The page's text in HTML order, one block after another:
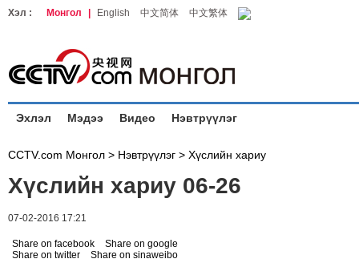
Хэл : Монгол English 中文简体 中文繁体
Эхлэл Мэдээ Видео Нэвтрүүлэг
CCTV.com Монгол > Нэвтрүүлэг > Хүслийн хариу
Хүслийн хариу 06-26
07-02-2016 17:21
Share on facebook
Share on google
Share on twitter
Share on sinaweibo